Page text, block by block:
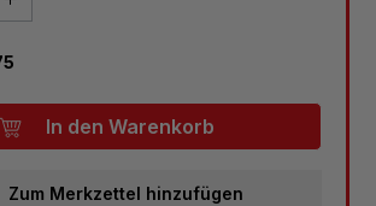
In den Warenkorb
Zum Merkzettel hinzufügen